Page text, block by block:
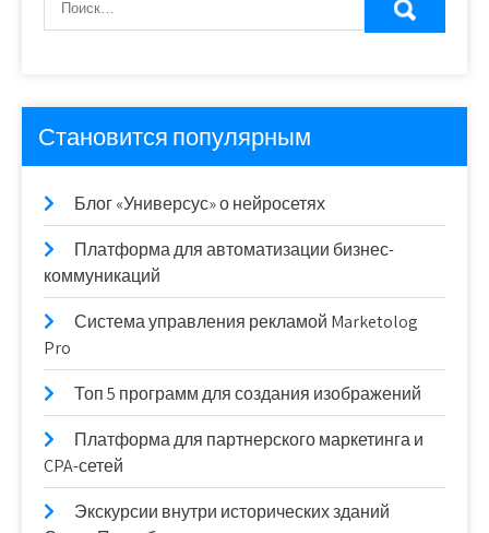
Становится популярным
Блог «Универсус» о нейросетях
Платформа для автоматизации бизнес-
коммуникаций
Система управления рекламой Marketolog
Pro
Топ 5 программ для создания изображений
Платформа для партнерского маркетинга и
CPA-сетей
Экскурсии внутри исторических зданий